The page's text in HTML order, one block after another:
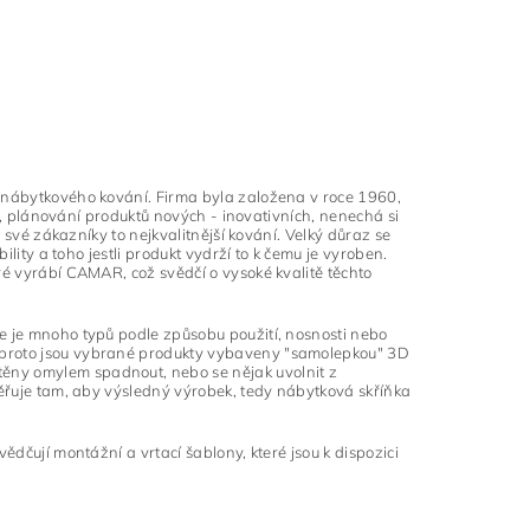
kování. Firma byla založena v roce 1960,
produktů nových - inovativních, nenechá si
zákazníky to nejkvalitnější kování. Velký důraz se
a toho jestli produkt vydrží to k čemu je vyroben.
vyrábí CAMAR, což svědčí o vysoké kvalitě těchto
mnoho typů podle způsobu použití, nosnosti nebo
jsou vybrané produkty vybaveny "samolepkou" 3D
omylem spadnout, nebo se nějak uvolnit z
tam, aby výsledný výrobek, tedy nábytková skříňka
montážní a vrtací šablony, které jsou k dispozici